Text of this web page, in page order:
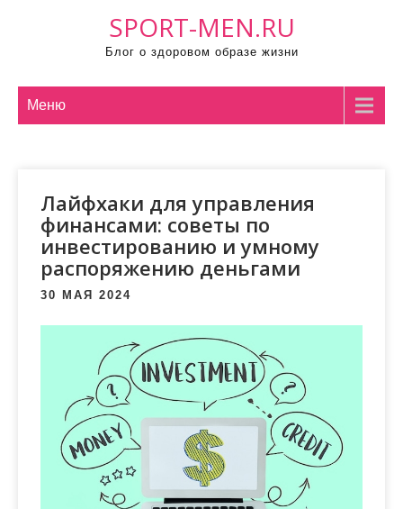
SPORT-MEN.RU
Блог о здоровом образе жизни
Меню
Лайфхаки для управления
финансами: советы по
инвестированию и умному
распоряжению деньгами
30 МАЯ 2024